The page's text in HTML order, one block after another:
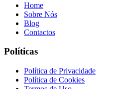
Home
Sobre Nós
Blog
Contactos
Políticas
Política de Privacidade
Política de Cookies